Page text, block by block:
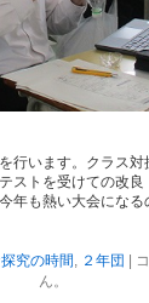
行います。クラス
ストを受けての改
年も熱い大会にな
究の時間 ２年団 |
ん。